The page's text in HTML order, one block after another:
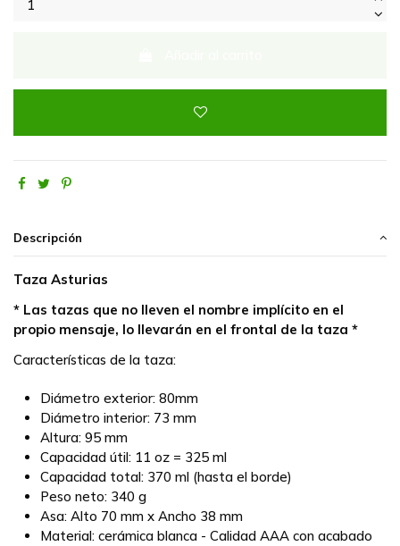
Descripción
Taza Asturias
* Las tazas que no lleven el nombre implícito en el
propio mensaje, lo llevarán en el frontal de la taza *
Características de la taza:
Diámetro exterior: 80mm
Diámetro interior: 73 mm
Altura: 95 mm
Capacidad útil: 11 oz = 325 ml
Capacidad total: 370 ml (hasta el borde)
Peso neto: 340 g
Asa: Alto 70 mm x Ancho 38 mm
Material: cerámica blanca - Calidad AAA con acabado